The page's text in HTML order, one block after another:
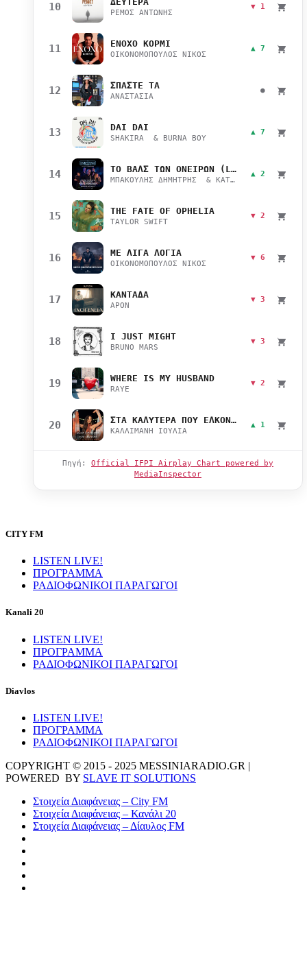
10 ΡΕΜΟΣ ΑΝΤΩΝΗΣ
▼ 1
11 ΕΝΟΧΟ ΚΟΡΜΙ
ΟΙΚΟΝΟΜΟΠΟΥΛΟΣ ΝΙΚΟΣ
▲ 7
12 ΣΠΑΣΤΕ ΤΑ
ΑΝΑΣΤΑΣΙΑ
●
13 DAI DAI
SHAKIRA & BURNA BOY
▲ 7
14 ΤΟ ΒΑΛΣ ΤΩΝ ΟΝΕΙΡΩΝ (LIVE)
ΜΠΑΚΟΥΛΗΣ ΔΗΜΗΤΡΗΣ & ΚΑΤΣΙΜΙΧΑ ΜΑΡΙΑΝΑ
▲ 2
15 THE FATE OF OPHELIA
TAYLOR SWIFT
▼ 2
16 ΜΕ ΛΙΓΑ ΛΟΓΙΑ
ΟΙΚΟΝΟΜΟΠΟΥΛΟΣ ΝΙΚΟΣ
▼ 6
17 ΚΑΝΤΑΔΑ
APON
▼ 3
18 I JUST MIGHT
BRUNO MARS
▼ 3
19 WHERE IS MY HUSBAND
RAYE
▼ 2
20 ΣΤΑ ΚΑΛΥΤΕΡΑ ΠΟΥ ΕΛΚΟΝΤΑΙ
ΚΑΛΛΙΜΑΝΗ ΙΟΥΛΙΑ
▲ 1
Πηγή: Official IFPI Airplay Chart powered by
MediaInspector
CITY FM
LISTEN LIVE!
ΠΡΟΓΡΑΜΜΑ
ΡΑΔΙΟΦΩΝΙΚΟΙ ΠΑΡΑΓΩΓΟΙ
Kanali 20
LISTEN LIVE!
ΠΡΟΓΡΑΜΜΑ
ΡΑΔΙΟΦΩΝΙΚΟΙ ΠΑΡΑΓΩΓΟΙ
Diavlos
LISTEN LIVE!
ΠΡΟΓΡΑΜΜΑ
ΡΑΔΙΟΦΩΝΙΚΟΙ ΠΑΡΑΓΩΓΟΙ
COPYRIGHT © 2015 - 2025 MESSINIARADIO.GR |
POWERED BY SLAVE IT SOLUTIONS
Στοιχεία Διαφάνειας – City FM
Στοιχεία Διαφάνειας – Κανάλι 20
Στοιχεία Διαφάνειας – Δίαυλος FM